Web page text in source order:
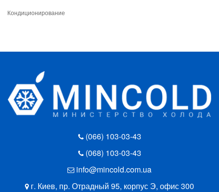
Кондиционирование
(066) 103-03-43
(068) 103-03-43
info@mincold.com.ua
г. Киев, пр. Отрадный 95, корпус Э, офис 300